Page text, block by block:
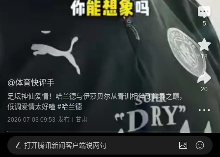
@体育快评手
足坛神仙爱情！哈兰德与伊莎贝尔从青训相伴到世界之巅，
低调爱情太好嗑 #哈兰德
2026-07-03 09:53 发布于甘肃
5
18
20
打开腾讯新闻客户端说两句